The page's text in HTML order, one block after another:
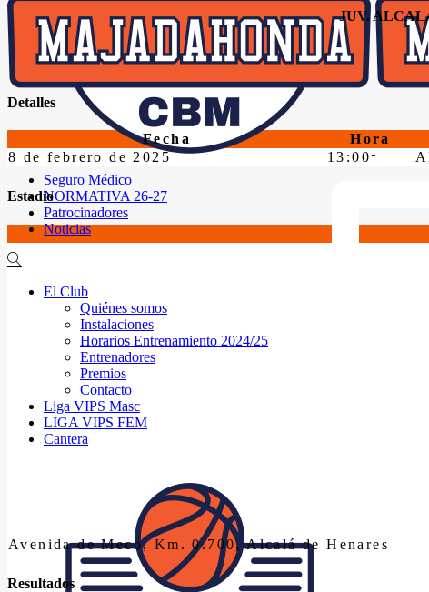
Seguro Médico
NORMATIVA 26-27
Patrocinadores
Noticias
El Club
Quiénes somos
Instalaciones
Horarios Entrenamiento 2024/25
Entrenadores
Premios
Contacto
Liga VIPS Masc
LIGA VIPS FEM
Cantera
JUV.
Detalles
Fecha Hora
8 de febrero de 2025
13:00
Estadio
Avenida de Meco, Km. 0.700, Alcalá de Henares
Resultados